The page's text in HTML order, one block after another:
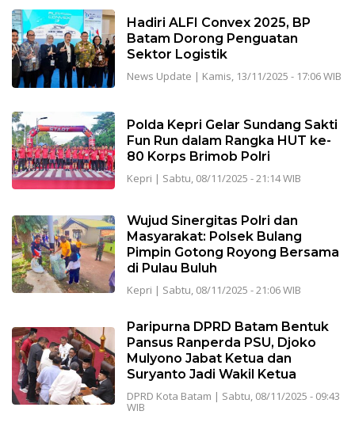
Hadiri ALFI Convex 2025, BP
Batam Dorong Penguatan
Sektor Logistik
News Update | Kamis, 13/11/2025 - 17:06 WIB
Polda Kepri Gelar Sundang Sakti
Fun Run dalam Rangka HUT ke-
80 Korps Brimob Polri
Kepri | Sabtu, 08/11/2025 - 21:14 WIB
Wujud Sinergitas Polri dan
Masyarakat: Polsek Bulang
Pimpin Gotong Royong Bersama
di Pulau Buluh
Kepri | Sabtu, 08/11/2025 - 21:06 WIB
Paripurna DPRD Batam Bentuk
Pansus Ranperda PSU, Djoko
Mulyono Jabat Ketua dan
Suryanto Jadi Wakil Ketua
DPRD Kota Batam | Sabtu, 08/11/2025 - 09:43
WIB